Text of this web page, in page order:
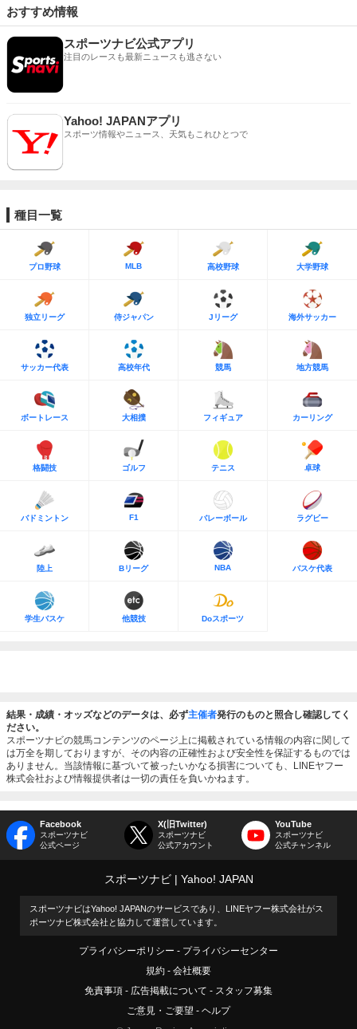
おすすめ情報
スポーツナビ公式アプリ
注目のレースも最新ニュースも逃さない
Yahoo! JAPANアプリ
スポーツ情報やニュース、天気もこれひとつで
種目一覧
プロ野球 MLB 高校野球 大学野球
独立リーグ 侍ジャパン Jリーグ 海外サッカー
サッカー代表 高校年代 競馬 地方競馬
ボートレース 大相撲 フィギュア カーリング
格闘技 ゴルフ テニス 卓球
バドミントン F1 バレーボール ラグビー
陸上 Bリーグ NBA バスケ代表
学生バスケ 他競技 Doスポーツ
結果・成績・オッズなどのデータは、必ず主催者発行のものと照合し確認してく
ださい。
スポーツナビの競馬コンテンツのページ上に掲載されている情報の内容に関して
は万全を期しておりますが、その内容の正確性および安全性を保証するものでは
ありません。当該情報に基づいて被ったいかなる損害についても、LINEヤフー
株式会社および情報提供者は一切の責任を負いかねます。
Facebook
スポーツナビ
公式ページ
X(旧Twitter)
スポーツナビ
公式アカウント
YouTube
スポーツナビ
公式チャンネル
スポーツナビ Yahoo! JAPAN
スポーツナビはYahoo! JAPANのサービスであり、LINEヤフー株式会社がス
ポーツナビ株式会社と協力して運営しています。
プライバシーポリシー
プライバシーセンター
規約
会社概要
免責事項
広告掲載について
スタッフ募集
ご意見・ご要望
ヘルプ